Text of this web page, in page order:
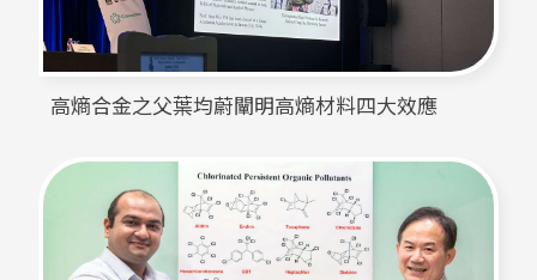
高熵合金之父葉均蔚闡明高熵材料四大效應